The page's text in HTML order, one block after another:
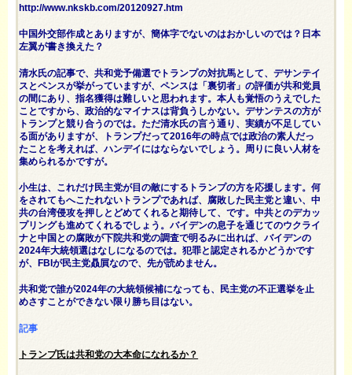
http://www.nkskb.com/20120927.htm
中国外交部作成とありますが、簡体字でないのはおかしいのでは？日本
左翼が書き換えた？
清水氏の記事で、共和党予備選でトランプの対抗馬として、デサンテイ
スとペンスが挙がっていますが、ペンスは「裏切者」の評価が共和党員
の間にあり、指名獲得は難しいと思われます。本人も覚悟のうえでした
ことですから、政治的なマイナスは背負うしかない。デサンテスの方が
トランプと競り合うのでは。ただ清水氏の言う通り、実績が不足してい
る面がありますが、トランプだって2016年の時点では政治の素人だっ
たことを考えれば、ハンデイにはならないでしょう。周りに良い人材を
集められるかですが。
小生は、これだけ民主党が目の敵にするトランプの方を応援します。何
をされてもへこたれないトランプであれば、腐敗した民主党と違い、中
共の台湾侵攻を押しとどめてくれると期待して、です。中共とのデカッ
プリングも進めてくれるでしょう。バイデンの息子を通じてのウクライ
ナと中国との腐敗が下院共和党の調査で明るみに出れば、バイデンの
2024年大統領選はなしになるのでは。犯罪と認定されるかどうかです
が、FBIが民主党贔屓なので、先が読めません。
共和党で誰が2024年の大統領候補になっても、民主党の不正選挙を止
めさすことができない限り勝ち目はない。
記事
トランプ氏は共和党の大本命になれるか？